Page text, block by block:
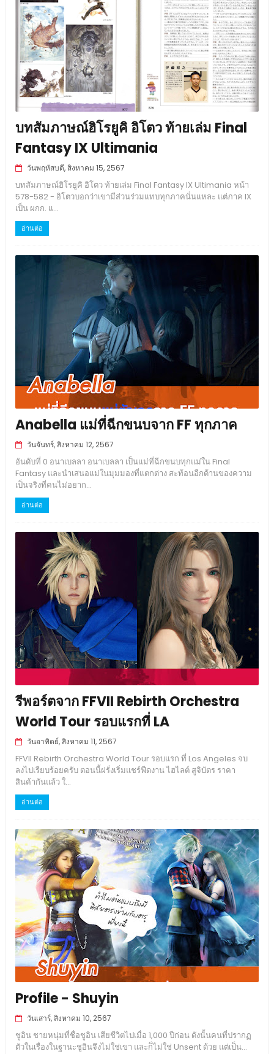
บทสัมภาษณ์ฮิโรยูคิ อิโตว ท้ายเล่ม Final
Fantasy IX Ultimania
วันพฤหัสบดี, สิงหาคม 15, 2567
บทสัมภาษณ์ฮิโรยูคิ อิโตว ท้ายเล่ม Final Fantasy IX Ultimania หน้า
578-582 - อิโตวบอกว่าเขามีส่วนร่วมแทบทุกภาคนั่นแหละ แต่ภาค IX
เป็น ผกก. แ...
อ่านต่อ
Anabella แม่ที่ฉีกขนบจาก FF ทุกภาค
วันจันทร์, สิงหาคม 12, 2567
อันดับที่ 0 อนาเบลลา อนาเบลลา เป็นแม่ที่ฉีกขนบทุกแม่ใน Final
Fantasy และนำเสนอแม่ในมุมมองที่แตกต่าง สะท้อนอีกด้านของความ
เป็นจริงที่คนไม่อยาก...
อ่านต่อ
รีพอร์ตจาก FFVII Rebirth Orchestra
World Tour รอบแรกที่ LA
วันอาทิตย์, สิงหาคม 11, 2567
FFVII Rebirth Orchestra World Tour รอบแรก ที่ Los Angeles จบ
ลงไปเรียบร้อยครับ ตอนนี้ฝรั่งเริ่มแชร์ฟีดงาน ไฮไลต์ สูจิบัตร ราคา
สินค้ากันแล้ว ใ...
อ่านต่อ
Profile - Shuyin
วันเสาร์, สิงหาคม 10, 2567
ชูอิน ชายหนุ่มที่ชื่อชูอิน เสียชีวิตไปเมื่อ 1,000 ปีก่อน ดังนั้นคนที่ปรากฏ
ตัวในเรื่องในฐานะชูอินจึงไม่ใช่เขา และก็ไม่ใช่ Unsent ด้วย แต่เป็น...